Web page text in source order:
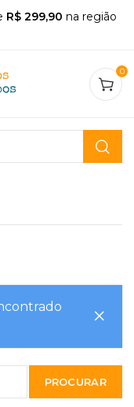
R$ 299,90 na região
0
PROCURAR